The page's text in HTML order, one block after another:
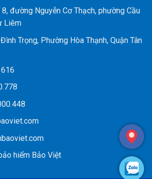
8, đường Nguyễn Cơ Thạch, phường Cầu
Liêm
Trọng, Phường Hòa Thạnh, Quận Tân
hiểm Bảo Việt